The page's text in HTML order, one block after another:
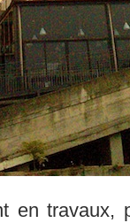
en travaux,